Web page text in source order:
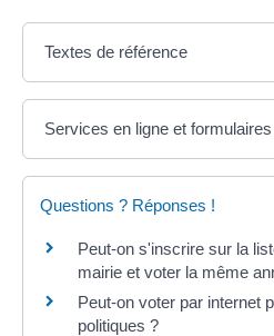
Textes de référence
Services en ligne et formulaires
Questions ? Réponses !
Peut-on s'inscrire sur la
mairie et voter la même
Peut-on voter par internet
politiques ?